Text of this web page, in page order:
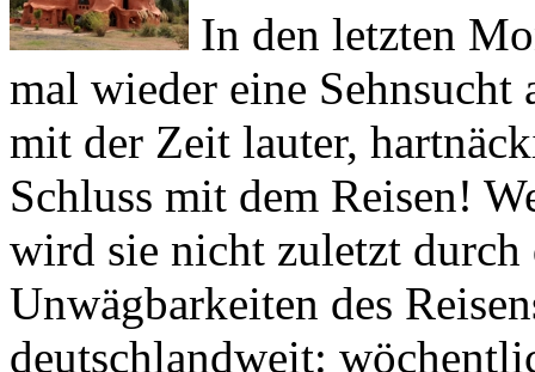
mal wieder eine Sehnsucht
mit der Zeit lauter,
Schluss mit dem Reisen!
wird sie nicht zuletzt
Unwägbarkeiten des
deutschlandweit:
jedweder Plan - egal, wie